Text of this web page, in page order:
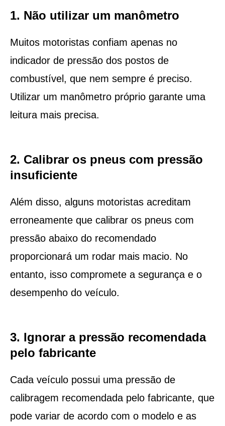
1. Não utilizar um manômetro
Muitos motoristas confiam apenas no
indicador de pressão dos postos de
combustível, que nem sempre é preciso.
Utilizar um manômetro próprio garante uma
leitura mais precisa.
2. Calibrar os pneus com pressão
insuficiente
Além disso, alguns motoristas acreditam
erroneamente que calibrar os pneus com
pressão abaixo do recomendado
proporcionará um rodar mais macio. No
entanto, isso compromete a segurança e o
desempenho do veículo.
3. Ignorar a pressão recomendada
pelo fabricante
Cada veículo possui uma pressão de
calibragem recomendada pelo fabricante, que
pode variar de acordo com o modelo e as